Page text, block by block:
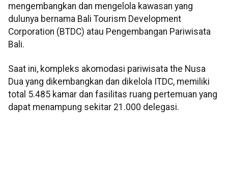
mengembangkan dan mengelola kawasan yang
dulunya bernama Bali Tourism Development
Corporation (BTDC) atau Pengembangan Pariwisata
Bali.
Saat ini, kompleks akomodasi pariwisata the Nusa
Dua yang dikembangkan dan dikelola ITDC, memiliki
total 5.485 kamar dan fasilitas ruang pertemuan yang
dapat menampung sekitar 21.000 delegasi.